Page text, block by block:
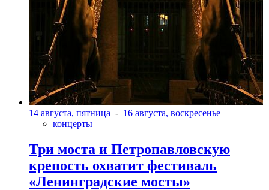
14 августа, пятница - 16 августа, воскресенье
концерты
Три моста и Петропавловскую
крепость охватит фестиваль
«Ленинградские мосты»